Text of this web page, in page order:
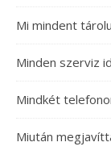
Mi mindent
Minden szerviz
Mindkét
Miután